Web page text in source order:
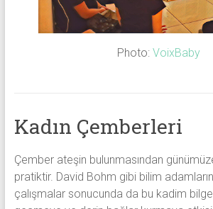
Photo:VoixBaby
Kadın Çemberleri
Çember ateşin bulunmasından
pratiktir. David Bohm gibi bilim
çalışmalar sonucunda da bu kadim